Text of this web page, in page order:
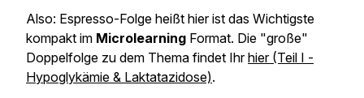
Also: Espresso-Folge heißt hier ist das Wichtigste
kompakt im Microlearning Format. Die "große"
Doppelfolge zu dem Thema findet Ihrhier (Teil I -
Hypoglykämie & Laktatazidose).